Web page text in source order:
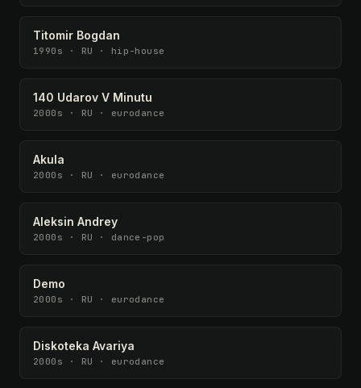
Titomir Bogdan
1990s · RU · hip-house
140 Udarov V Minutu
2000s · RU · eurodance
Akula
2000s · RU · eurodance
Aleksin Andrey
2000s · RU · dance-pop
Demo
2000s · RU · eurodance
Diskoteka Avariya
2000s · RU · eurodance